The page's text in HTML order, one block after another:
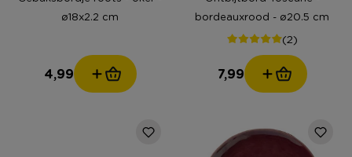
ø18x2.2 cm
4,99
bordeauxrood - ø20.5 cm
(2)
7,99